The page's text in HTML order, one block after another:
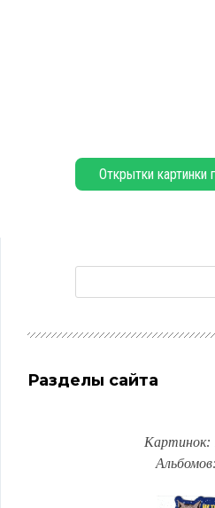
Открытки картинки
Разделы сайта
Картинок: